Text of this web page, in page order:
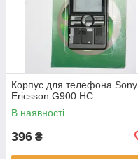
Корпус для телефона Sony
Ericsson G900 HC
В наявності
396 ₴